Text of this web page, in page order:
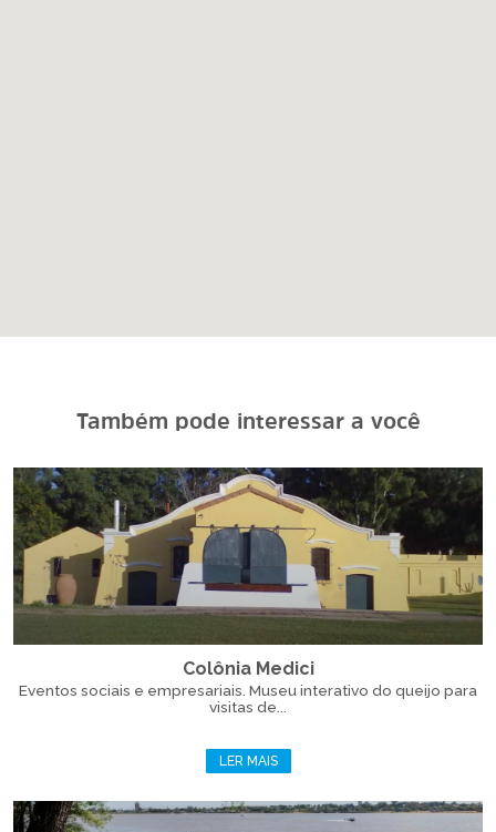
Também pode interessar a você
Colônia Medici
Eventos sociais e empresariais. Museu interativo do queijo para
visitas de...
LER MAIS